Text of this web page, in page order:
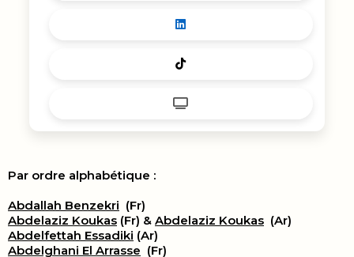
Par ordre alphabétique :
Abdallah Benzekri (Fr)
Abdelaziz Koukas (Fr) & Abdelaziz Koukas (Ar)
Abdelfettah Essadiki (Ar)
Abdelghani El Arrasse (Fr)